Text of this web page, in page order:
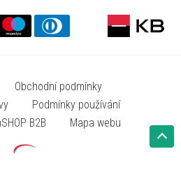
Obchodní podmínky
Podmínky používání
B2B
Mapa webu